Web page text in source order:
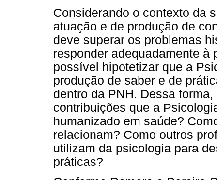
Considerando o contexto da
atuação e de produção de
deve superar os problemas
responder adequadamente à
possível hipotetizar que a
produção de saber e de
dentro da PNH. Dessa
contribuições que a
humanizado em saúde?
relacionam? Como outros
utilizam da psicologia para
práticas?